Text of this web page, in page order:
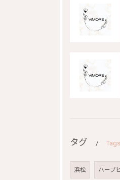
タグ Tags
浜松 ハーブ